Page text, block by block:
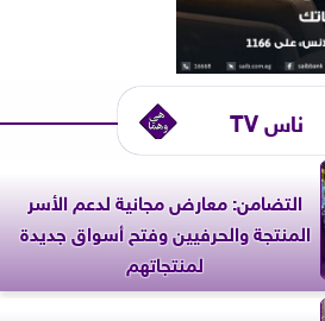
ناس TV
التضامن: معارض مجانية لدعم الأسر
المنتجة والحرفيين وفتح أسواق جديدة
لمنتجاتهم